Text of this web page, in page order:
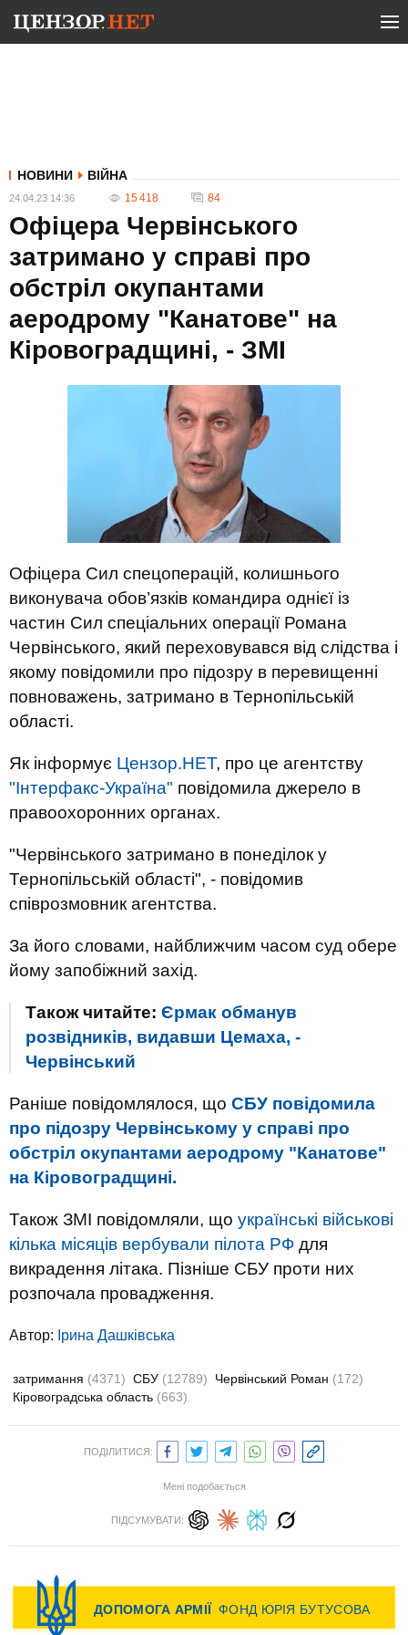
НОВИНИ ВІЙНА
24.04.23 14:36 15 418 84
Офіцера Червінського
затримано у справі про
обстріл окупантами
аеродрому "Канатове" на
Кіровоградщині, - ЗМІ
Офіцера Сил спецоперацій, колишнього
виконувача обов’язків командира однієї із
частин Сил спеціальних операції Романа
Червінського, який переховувався від слідства і
якому повідомили про підозру в перевищенні
повноважень, затримано в Тернопільській
області.
Як інформує Цензор.НЕТ, про це агентству
"Інтерфакс-Україна" повідомила джерело в
правоохоронних органах.
"Червінського затримано в понеділок у
Тернопільській області", - повідомив
співрозмовник агентства.
За його словами, найближчим часом суд обере
йому запобіжний захід.
Також читайте: Єрмак обманув
розвідників, видавши Цемаха, -
Червінський
Раніше повідомлялося, що СБУ повідомила
про підозру Червінському у справі про
обстріл окупантами аеродрому "Канатове"
на Кіровоградщині.
Також ЗМІ повідомляли, що українські військові
кілька місяців вербували пілота РФ для
викрадення літака. Пізніше СБУ проти них
розпочала провадження.
Автор: Ірина Дашківська
затримання (4371) СБУ (12789) Червінський Роман (172)
Кіровоградська область (663)
ПОДІЛИТИСЯ:
Мені подобається
ПІДСУМУВАТИ: